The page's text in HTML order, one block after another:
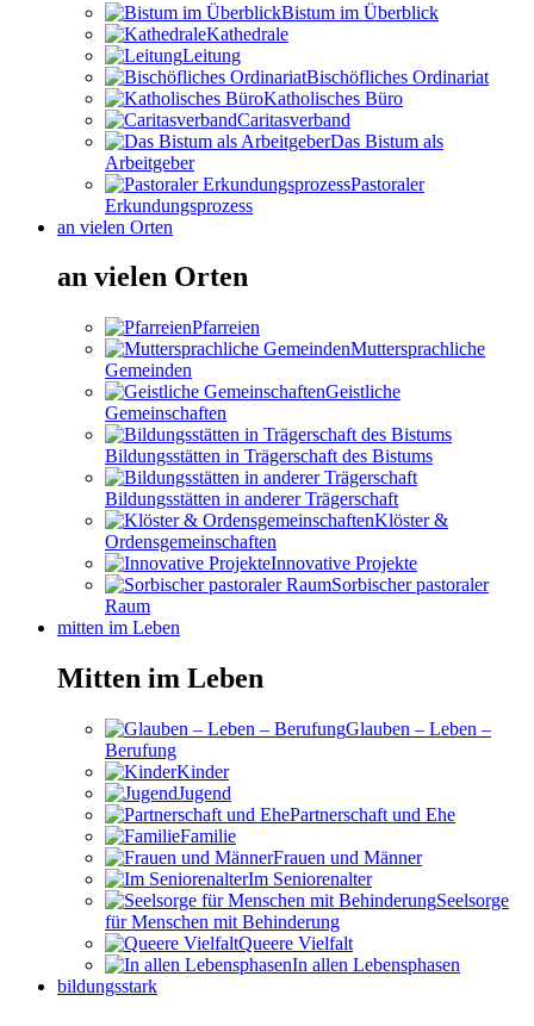
Bistum im Überblick
Kathedrale
Leitung
Bischöfliches Ordinariat
Katholisches Büro
Caritasverband
Das Bistum als
Arbeitgeber
Pastoraler
Erkundungsprozess
an vielen Orten
an vielen Orten
Pfarreien
Muttersprachliche
Gemeinden
Geistliche
Gemeinschaften
Bildungsstätten in Trägerschaft des Bistums
Bildungsstätten in anderer Trägerschaft
Klöster &
Ordensgemeinschaften
Innovative Projekte
Sorbischer pastoraler
Raum
mitten im Leben
Mitten im Leben
Glauben – Leben –
Berufung
Kinder
Jugend
Partnerschaft und Ehe
Familie
Frauen und Männer
Im Seniorenalter
Seelsorge
für Menschen mit Behinderung
Queere Vielfalt
In allen Lebensphasen
bildungsstark